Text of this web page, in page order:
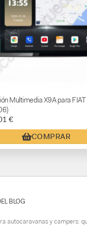
Multimedia X9A para
€
COMPRAR
BLOG
autocaravanas y campers: